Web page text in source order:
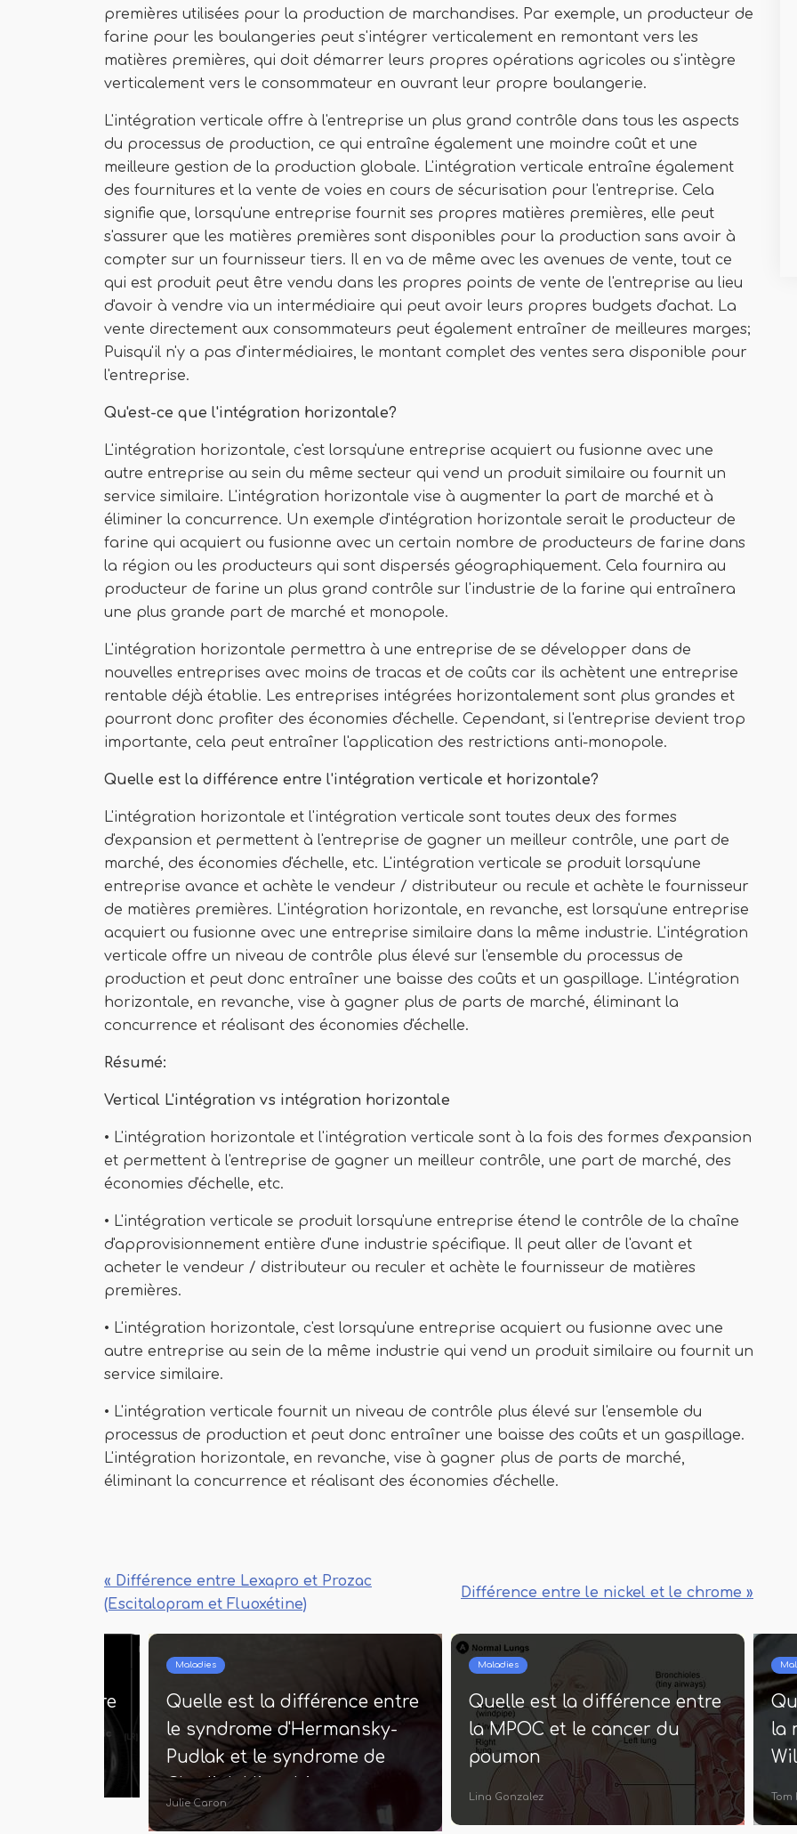
premières utilisées pour la production de marchandises. Par exemple, un producteur de
farine pour les boulangeries peut s'intégrer verticalement en remontant vers les
matières premières, qui doit démarrer leurs propres opérations agricoles ou s'intègre
verticalement vers le consommateur en ouvrant leur propre boulangerie.
L'intégration verticale offre à l'entreprise un plus grand contrôle dans tous les aspects
du processus de production, ce qui entraîne également une moindre coût et une
meilleure gestion de la production globale. L'intégration verticale entraîne également
des fournitures et la vente de voies en cours de sécurisation pour l'entreprise. Cela
signifie que, lorsqu'une entreprise fournit ses propres matières premières, elle peut
s'assurer que les matières premières sont disponibles pour la production sans avoir à
compter sur un fournisseur tiers. Il en va de même avec les avenues de vente, tout ce
qui est produit peut être vendu dans les propres points de vente de l'entreprise au lieu
d'avoir à vendre via un intermédiaire qui peut avoir leurs propres budgets d'achat. La
vente directement aux consommateurs peut également entraîner de meilleures marges;
Puisqu'il n'y a pas d'intermédiaires, le montant complet des ventes sera disponible pour
l'entreprise.
Qu'est-ce que l'intégration horizontale?
L'intégration horizontale, c'est lorsqu'une entreprise acquiert ou fusionne avec une
autre entreprise au sein du même secteur qui vend un produit similaire ou fournit un
service similaire. L'intégration horizontale vise à augmenter la part de marché et à
éliminer la concurrence. Un exemple d'intégration horizontale serait le producteur de
farine qui acquiert ou fusionne avec un certain nombre de producteurs de farine dans
la région ou les producteurs qui sont dispersés géographiquement. Cela fournira au
producteur de farine un plus grand contrôle sur l'industrie de la farine qui entraînera
une plus grande part de marché et monopole.
L'intégration horizontale permettra à une entreprise de se développer dans de
nouvelles entreprises avec moins de tracas et de coûts car ils achètent une entreprise
rentable déjà établie. Les entreprises intégrées horizontalement sont plus grandes et
pourront donc profiter des économies d'échelle. Cependant, si l'entreprise devient trop
importante, cela peut entraîner l'application des restrictions anti-monopole.
Quelle est la différence entre l'intégration verticale et horizontale?
L'intégration horizontale et l'intégration verticale sont toutes deux des formes
d'expansion et permettent à l'entreprise de gagner un meilleur contrôle, une part de
marché, des économies d'échelle, etc. L'intégration verticale se produit lorsqu'une
entreprise avance et achète le vendeur / distributeur ou recule et achète le fournisseur
de matières premières. L'intégration horizontale, en revanche, est lorsqu'une entreprise
acquiert ou fusionne avec une entreprise similaire dans la même industrie. L'intégration
verticale offre un niveau de contrôle plus élevé sur l'ensemble du processus de
production et peut donc entraîner une baisse des coûts et un gaspillage. L'intégration
horizontale, en revanche, vise à gagner plus de parts de marché, éliminant la
concurrence et réalisant des économies d'échelle.
Résumé:
Vertical L'intégration vs intégration horizontale
• L'intégration horizontale et l'intégration verticale sont à la fois des formes d'expansion
et permettent à l'entreprise de gagner un meilleur contrôle, une part de marché, des
économies d'échelle, etc.
• L'intégration verticale se produit lorsqu'une entreprise étend le contrôle de la chaîne
d'approvisionnement entière d'une industrie spécifique. Il peut aller de l'avant et
acheter le vendeur / distributeur ou reculer et achète le fournisseur de matières
premières.
• L'intégration horizontale, c'est lorsqu'une entreprise acquiert ou fusionne avec une
autre entreprise au sein de la même industrie qui vend un produit similaire ou fournit un
service similaire.
• L'intégration verticale fournit un niveau de contrôle plus élevé sur l'ensemble du
processus de production et peut donc entraîner une baisse des coûts et un gaspillage.
L'intégration horizontale, en revanche, vise à gagner plus de parts de marché,
éliminant la concurrence et réalisant des économies d'échelle.
« Différence entre Lexapro et Prozac
(Escitalopram et Fluoxétine)
Différence entre le nickel et le chrome »
Maladies
Quelle est la différence entre
la maladie de Menkes et
Wilson
Tom Hubert
Quelle est la différence entre
la xérophtalmie et la
kératomalacie
Maëlle Perez
Maladies
la
Lina